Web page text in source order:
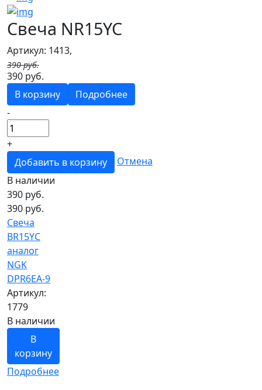
Свеча NR15YC
Артикул: 1413,
390 руб.
390 руб.
В корзину
Подробнее
-
+
Добавить в корзину
Отмена
В наличии
390 руб.
390 руб.
Свеча
BR15YC
аналог
NGK
DPR6EA-9
Артикул:
1779
В наличии
В
корзину
Подробнее